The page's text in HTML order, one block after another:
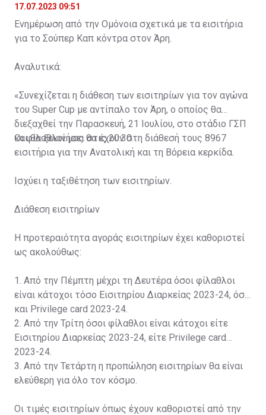
17.07.2023 09:51
Ενημέρωση από την Ομόνοια σχετικά με τα εισιτήρια
για το Σούπερ Καπ κόντρα στον Άρη.
Αναλυτικά:
«Συνεχίζεται η διάθεση των εισιτηρίων για τον αγώνα
του Super Cup με αντίπαλο τον Άρη, ο οποίος θα
διεξαχθεί την Παρασκευή, 21 Ιουλίου, στο στάδιο ΓΣΠ
και θα ξεκινήσει στις 20:30.
Οι φίλαθλοί μας θα έχουν στη διάθεσή τους 8967
εισιτήρια για την Ανατολική και τη Βόρεια κερκίδα.
Ισχύει η ταξιθέτηση των εισιτηρίων.
Διάθεση εισιτηρίων
Η προτεραιότητα αγοράς εισιτηρίων έχει καθοριστεί
ως ακολούθως:
1. Από την Πέμπτη μέχρι τη Δευτέρα όσοι φίλαθλοι
είναι κάτοχοι τόσο Εισιτηρίου Διαρκείας 2023-24, όσο
και Privilege card 2023-24.
2. Από την Τρίτη όσοι φίλαθλοι είναι κάτοχοι είτε
Εισιτηρίου Διαρκείας 2023-24, είτε Privilege card
2023-24.
3. Από την Τετάρτη η προπώληση εισιτηρίων θα είναι
ελεύθερη για όλο τον κόσμο.
Οι τιμές εισιτηρίων όπως έχουν καθοριστεί από την